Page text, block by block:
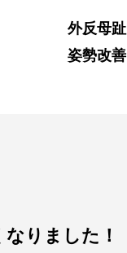
外反母趾
姿勢改善
りました！